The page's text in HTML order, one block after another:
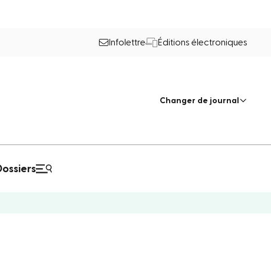
Infolettre Éditions électroniques
Changer de journal